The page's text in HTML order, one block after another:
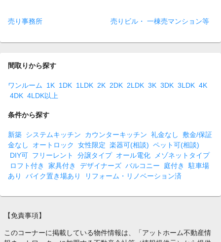
売り事務所 売りビル・ 一棟売マンション等
間取りから探す
ワンルーム 1K 1DK 1LDK 2K 2DK 2LDK 3K 3DK 3LDK 4K
4DK 4LDK以上
条件から探す
新築 システムキッチン カウンターキッチン 礼金なし
敷金/保証
金なし
オートロック 女性限定 楽器可(相談) ペット可(相談)
DIY可 フリーレント 分譲タイプ オール電化
メゾネットタイプ
ロフト付き
家具付き デザイナーズ バルコニー 庭付き
駐車場
あり
バイク置き場あり リフォーム・リノベーション済
【免責事項】
このコーナーに掲載している物件情報は、「アットホーム不動産情